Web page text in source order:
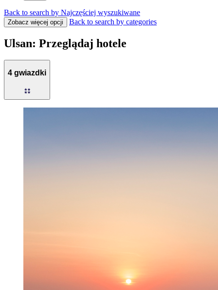
Back to search by Najczęściej wyszukiwane
Zobacz więcej opcji Back to search by categories
Ulsan: Przeglądaj hotele
4 gwiazdki